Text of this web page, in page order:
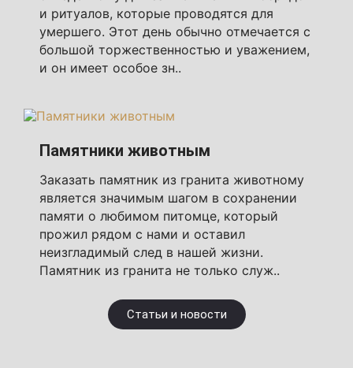
и ритуалов, которые проводятся для
умершего. Этот день обычно отмечается с
большой торжественностью и уважением,
и он имеет особое зн..
Памятники животным
Заказать памятник из гранита животному
является значимым шагом в сохранении
памяти о любимом питомце, который
прожил рядом с нами и оставил
неизгладимый след в нашей жизни.
Памятник из гранита не только служ..
Статьи и новости